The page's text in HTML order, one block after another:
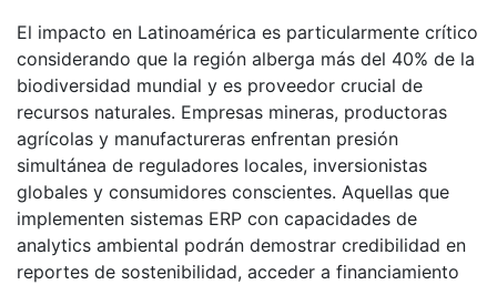
El impacto en Latinoamérica es particularmente crítico
considerando que la región alberga más del 40% de la
biodiversidad mundial y es proveedor crucial de
recursos naturales. Empresas mineras, productoras
agrícolas y manufactureras enfrentan presión
simultánea de reguladores locales, inversionistas
globales y consumidores conscientes. Aquellas que
implementen sistemas ERP con capacidades de
analytics ambiental podrán demostrar credibilidad en
reportes de sostenibilidad, acceder a financiamiento